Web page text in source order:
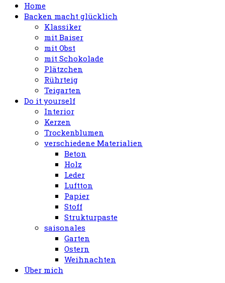
Home
Backen macht glücklich
Klassiker
mit Baiser
mit Obst
mit Schokolade
Plätzchen
Rührteig
Teigarten
Do it yourself
Interior
Kerzen
Trockenblumen
verschiedene Materialien
Beton
Holz
Leder
Luftton
Papier
Stoff
Strukturpaste
saisonales
Garten
Ostern
Weihnachten
Über mich